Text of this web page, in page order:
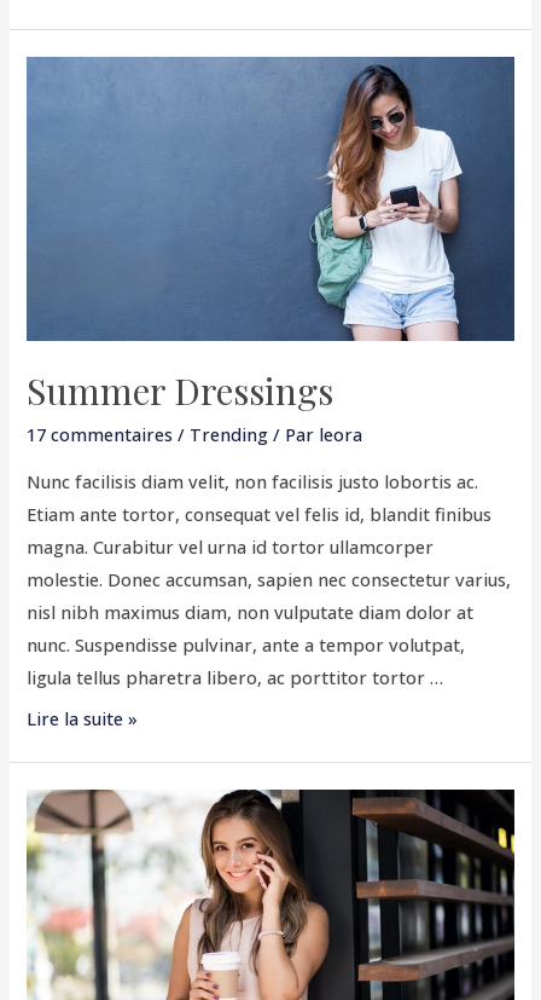
Summer Dressings
17 commentaires / Trending / Par leora
Nunc facilisis diam velit, non facilisis justo lobortis ac.
Etiam ante tortor, consequat vel felis id, blandit finibus
magna. Curabitur vel urna id tortor ullamcorper
molestie. Donec accumsan, sapien nec consectetur varius,
nisl nibh maximus diam, non vulputate diam dolor at
nunc. Suspendisse pulvinar, ante a tempor volutpat,
ligula tellus pharetra libero, ac porttitor tortor …
Lire la suite »
Office
Grooming
Tips